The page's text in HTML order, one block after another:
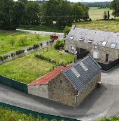
56
7 pièces
à vendre
000 €
21 vous propose à 9 km du